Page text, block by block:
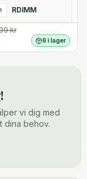
RDIMM
kr
6 i lager
vi dig med
dina behov.